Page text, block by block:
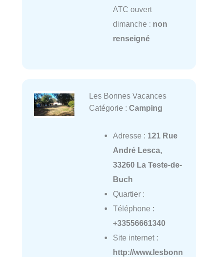
ATC ouvert
dimanche : non
renseigné
Les Bonnes Vacances
Catégorie : Camping
Adresse : 121 Rue
André Lesca,
33260 La Teste-de-
Buch
Quartier :
Téléphone :
+33556661340
Site internet :
http://www.lesbonn